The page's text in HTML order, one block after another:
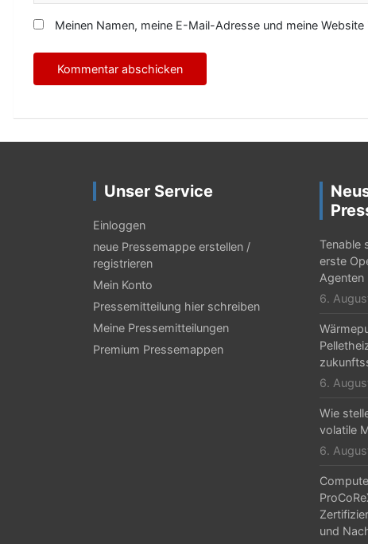
Meinen Namen, meine E-Mail-Adresse und meine
Unser Service
Einloggen
neue Pressemappe erstellen /
registrieren
Mein Konto
Pressemitteilung hier schreiben
Meine Pressemitteilungen
Premium Pressemappen
Tenable
erste
Agenten
6.
6.
Wie
volatile
6.
und